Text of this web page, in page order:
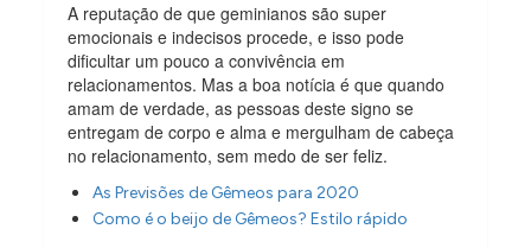
A reputação de que geminianos são super
emocionais e indecisos procede, e isso pode
dificultar um pouco a convivência em
relacionamentos. Mas a boa notícia é que quando
amam de verdade, as pessoas deste signo se
entregam de corpo e alma e mergulham de cabeça
no relacionamento, sem medo de ser feliz.
As Previsões de Gêmeos para 2020
Como é o beijo de Gêmeos? Estilo rápido